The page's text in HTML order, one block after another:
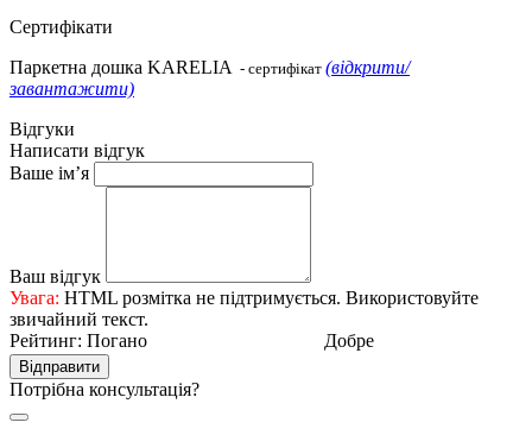
Сертифікати
Паркетна дошка KARELIA - сертифікат (відкрити/
завантажити)
Відгуки
Написати відгук
Ваше ім’я
Ваш відгук
Увага: HTML розмітка не підтримується. Використовуйте
звичайний текст.
Рейтинг: Погано Добре
Відправити
Потрібна консультація?